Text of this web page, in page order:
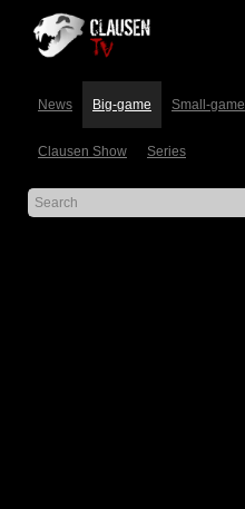
News Big-game Small-game
Clausen Show Series